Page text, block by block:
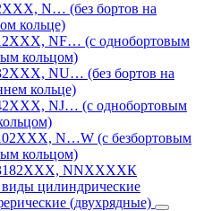
N… (без бортов на
кольце)
NF… (с однобортовым
кольцом)
NU… (без бортов на
кольце)
NJ… (с однобортовым
N…W (с безбортовым
кольцом)
NNХХХХК
цилиндрические
(двухрядные)